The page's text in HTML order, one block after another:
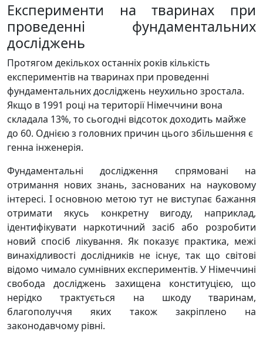
Експерименти на тваринах при
проведенні фундаментальних
досліджень
Протягом декількох останніх років кількість
експериментів на тваринах при проведенні
фундаментальних досліджень неухильно зростала.
Якщо в 1991 році на території Німеччини вона
складала 13%, то сьогодні відсоток доходить майже
до 60. Однією з головних причин цього збільшення є
генна інженерія.
Фундаментальні дослідження спрямовані на
отримання нових знань, заснованих на науковому
інтересі. І основною метою тут не виступає бажання
отримати якусь конкретну вигоду, наприклад,
ідентифікувати наркотичний засіб або розробити
новий спосіб лікування. Як показує практика, межі
винахідливості дослідників не існує, так що світові
відомо чимало сумнівних експериментів. У Німеччині
свобода досліджень захищена конституцією, що
нерідко трактується на шкоду тваринам,
благополуччя яких також закріплено на
законодавчому рівні.